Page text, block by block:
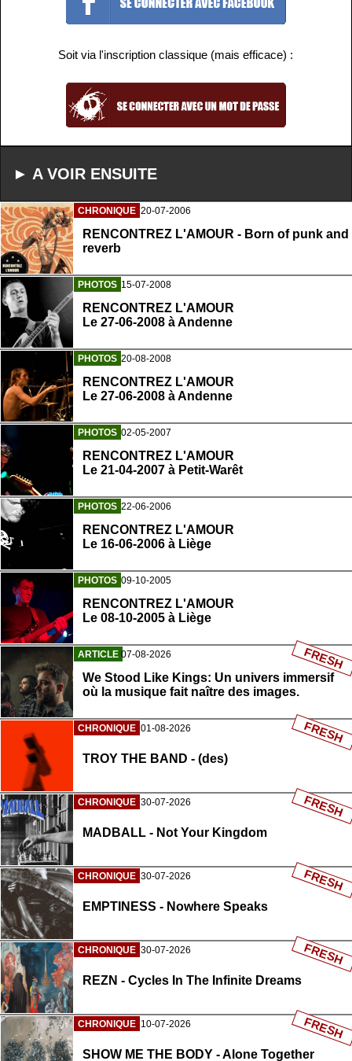
Soit via l'inscription classique (mais efficace) :
► A VOIR ENSUITE
CHRONIQUE 20-07-2006
RENCONTREZ L'AMOUR - Born of punk and
reverb
PHOTOS 15-07-2008
RENCONTREZ L'AMOUR
Le 27-06-2008 à Andenne
PHOTOS 20-08-2008
RENCONTREZ L'AMOUR
Le 27-06-2008 à Andenne
PHOTOS 02-05-2007
RENCONTREZ L'AMOUR
Le 21-04-2007 à Petit-Warêt
PHOTOS 22-06-2006
RENCONTREZ L'AMOUR
Le 16-06-2006 à Liège
PHOTOS 09-10-2005
RENCONTREZ L'AMOUR
Le 08-10-2005 à Liège
ARTICLE 07-08-2026
We Stood Like Kings: Un univers immersif
où la musique fait naître des images.
FRESH
CHRONIQUE 01-08-2026
TROY THE BAND - (des)
FRESH
CHRONIQUE 30-07-2026
MADBALL - Not Your Kingdom
FRESH
CHRONIQUE 30-07-2026
EMPTINESS - Nowhere Speaks
FRESH
CHRONIQUE 30-07-2026
REZN - Cycles In The Infinite Dreams
FRESH
CHRONIQUE 10-07-2026
SHOW ME THE BODY - Alone Together
FRESH